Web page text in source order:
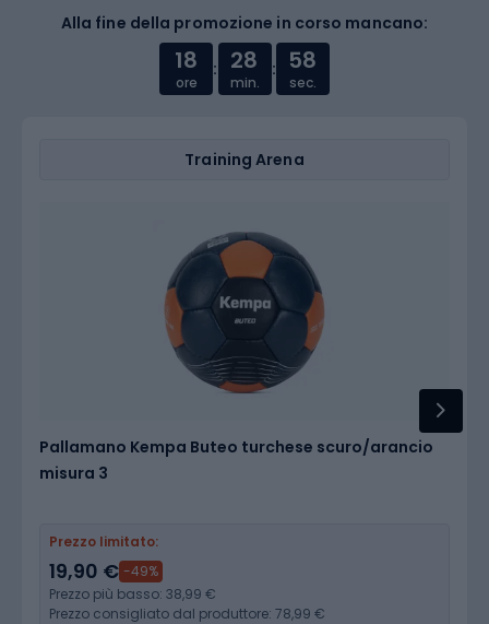
Alla fine della promozione in corso mancano:
18
ore
: 28
min.
: 57
sec.
Training Arena
Pallamano Kempa Buteo turchese scuro/arancio
misura 3
Prezzo limitato:
19,90 € -49%
Prezzo più basso: 38,99 €
Prezzo consigliato dal produttore: 78,99 €